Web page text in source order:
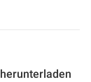
herunterladen